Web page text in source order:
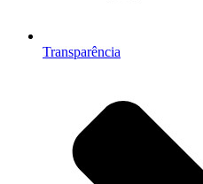
Transparência